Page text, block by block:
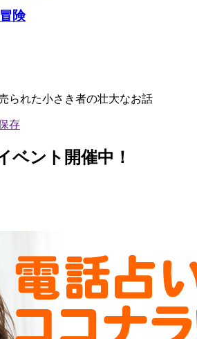
険
られた小さき者の壮大なお話
ベント開催中！